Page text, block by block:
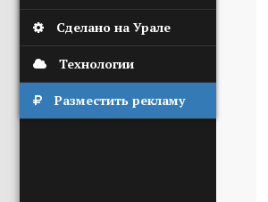
Сделано на Урале
Технологии
Разместить рекламу